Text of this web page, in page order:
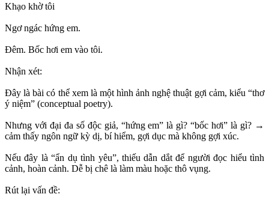
Khạo khờ tôi
Ngơ ngác hứng em.
Đêm. Bốc hơi em vào tôi.
Nhận xét:
Đây là bài có thể xem là một hình ảnh nghệ thuật gợi cảm, kiểu “thơ
ý niệm” (conceptual poetry).
Nhưng với đại đa số độc giả, “hứng em” là gì? “bốc hơi” là gì? →
cảm thấy ngôn ngữ kỳ dị, bí hiểm, gợi dục mà không gợi xúc.
Nếu đây là “ẩn dụ tình yêu”, thiếu dẫn dắt để người đọc hiểu tình
cảnh, hoàn cảnh. Dễ bị chê là làm màu hoặc thô vụng.
Rút lại vấn đề: